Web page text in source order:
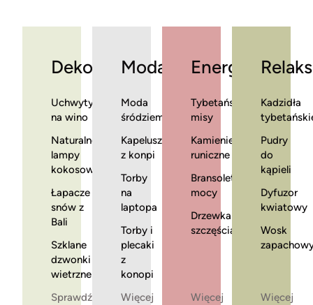
Dekoracje
Uchwyty
na wino
Naturalne
lampy
kokosowe
Łapacze
snów z
Bali
Szklane
dzwonki
wietrzne
Sprawdź
Moda
Moda
śródziemnomorska
Kapelusze
z konpi
Torby
na
laptopa
Torby i
plecaki
z
konopi
Więcej
Energia
Tybetańskie
misy
Kamienie
runiczne
Bransoletki
mocy
Drzewka
szczęścia
Więcej
Relaks
Kadzidła
Pudry
do
kąpieli
Dyfuzor
kwiatowy
Wosk
Więcej